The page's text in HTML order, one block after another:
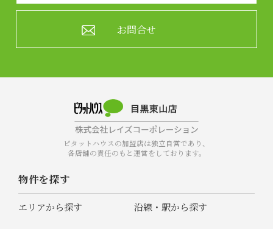
お問合せ
ピタットハウスの加盟店は独立自営であり、
各店舗の責任のもと運営をしております。
物件を探す
エリアから探す 沿線・駅から探す